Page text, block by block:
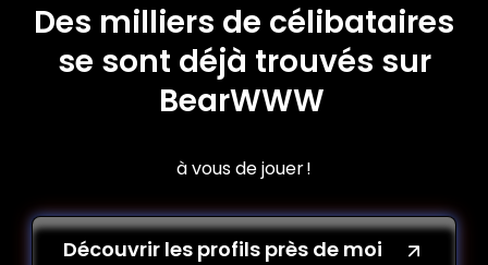
Des milliers de célibataires
se sont déjà trouvés sur
BearWWW
à vous de jouer !
Découvrir les profils près de moi